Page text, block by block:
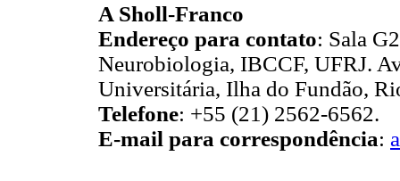
A Sholl-Franco
Endereço para contato: Sala
Neurobiologia, IBCCF, UFRJ.
Universitária, Ilha do Fundão,
Telefone: +55 (21) 2562-6562.
E-mail para correspondência: